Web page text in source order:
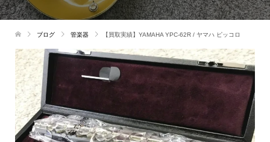
ブログ 管楽器 【買取実績】YAMAHA YPC-62R / ヤマハ ピッコロ